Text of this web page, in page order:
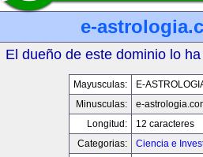
e-
El dueño de este dominio lo
Mayusculas:
E-
Minusculas:
e-
Longitud:
12 caracteres
Categorias:
Ciencia e